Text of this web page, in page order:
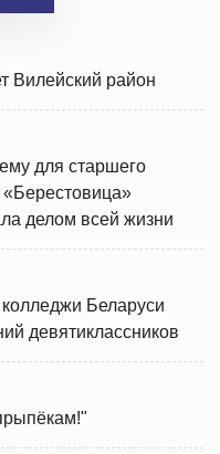
Вилейский район
для старшего
«Берестовица»
делом всей жизни
Беларуси
девятиклассников